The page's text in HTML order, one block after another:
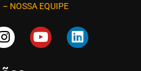
– NOSSA EQUIPE